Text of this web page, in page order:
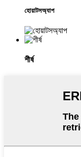
হোয়াটসঅ্যাপ
শীর্ষ